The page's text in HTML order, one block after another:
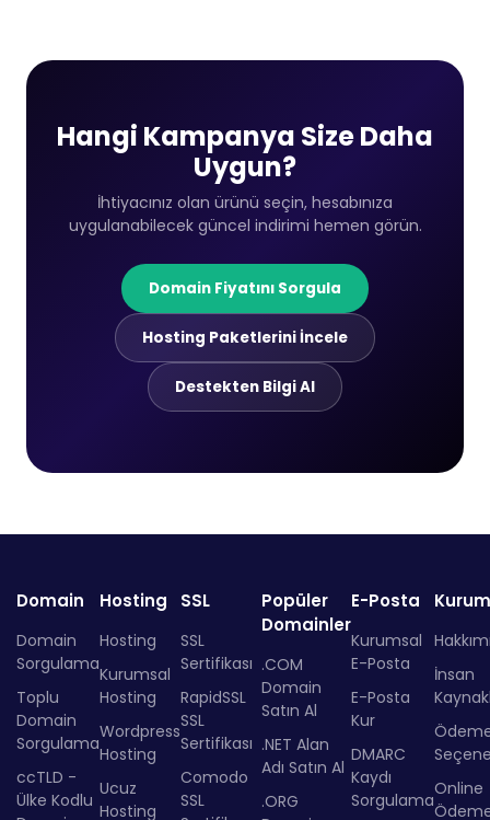
Hangi Kampanya Size Daha
Uygun?
İhtiyacınız olan ürünü seçin, hesabınıza
uygulanabilecek güncel indirimi hemen görün.
Domain Fiyatını Sorgula
Hosting Paketlerini İncele
Destekten Bilgi Al
Domain
Domain
Sorgulama
Toplu
Domain
Sorgulama
ccTLD -
Ülke Kodlu
Hosting
Hosting
Kurumsal
Hosting
Wordpress
Hosting
Ucuz
Hosting
SSL
SSL
Sertifikası
RapidSSL
SSL
Sertifikası
Comodo
SSL
Popüler
Domainler
.COM
Domain
Satın Al
.NET Alan
Adı Satın Al
.ORG
E-Posta
Kurumsal
E-Posta
E-Posta
Kur
DMARC
Kaydı
Sorgulama
İnsan
Online